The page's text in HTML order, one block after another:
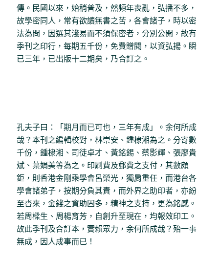
傳。民國以來，始稍普及，然頻年喪亂，弘播不多，
故學密同人，常有欲讀無書之苦，各會諸子，時以密
法為問，因選其淺易而不須保密者，分別公開，故有
季刊之印行，每期五千份，免費贈閱，以資弘揚。瞬
已三年，已出版十二期矣，乃合訂之。
孔夫子曰：「期月而已可也，三年有成」。余何所成
哉？本刊之編輯校對，林崇安、鍾棣湘為之。分寄數
千份，鍾棣湘、司徒卓才、黃銘錫、蔡影輝、張廖貴
斌、葉娟美等為之。印刷費及郵費之支付，其數頗
鉅，則香港金剛乘學會呂榮光，獨肩重任，而港台各
學會諸弟子，按期分負其責，而外界之助印者，亦紛
至沓來，金錢之資助固多，精神之支持，更為銘感。
若周樑生、周楊育芳，自創升至現在，均報效印工。
故此季刊及合訂本，實賴眾力，余何所成哉？殆一事
無成，因人成事而已！